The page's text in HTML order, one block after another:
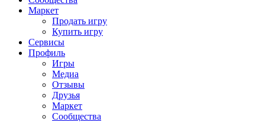
Маркет
Продать игру
Купить игру
Сервисы
Профиль
Игры
Медиа
Отзывы
Друзья
Маркет
Сообщества